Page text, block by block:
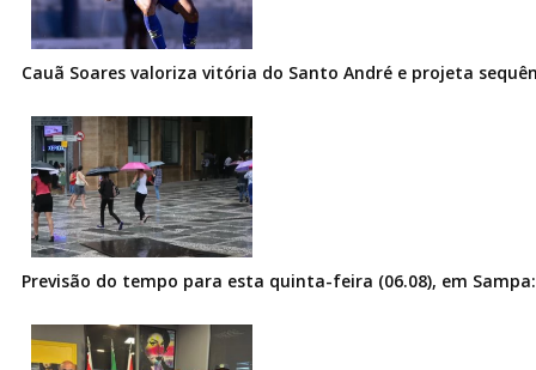
Cauã Soares valoriza vitória do Santo André e projeta
Previsão do tempo para esta quinta-feira (06.08), em